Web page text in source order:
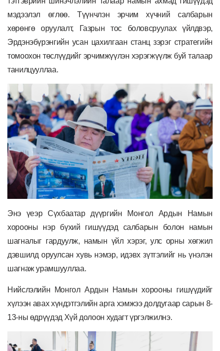
мэдээлэл өглөө. Түүнчлэн эрчим хүчний салбарын
хөрөнгө оруулалт, Газрын тос боловсруулах үйлдвэр,
Эрдэнэбүрэнгийн усан цахилгаан станц зэрэг стратегийн
томоохон төслүүдийг эрчимжүүлэн хэрэгжүүлж буй талаар
танилцууллаа.
Энэ үеэр Сүхбаатар дүүргийн Монгол Ардын Намын
хорооны нэр бүхий гишүүдэд салбарын болон намын
шагналыг гардуулж, намын үйл хэрэг, улс орны хөгжил
дэвшилд оруулсан хувь нэмэр, идэвх зүтгэлийг нь үнэлэн
шагнаж урамшууллаа.
Нийслэлийн Монгол Ардын Намын хорооны гишүүдийг
хүлээн авах хүндэтгэлийн арга хэмжээ долдугаар сарын 8-
13-ны өдрүүдэд Хүй долоон худагт үргэлжилнэ.